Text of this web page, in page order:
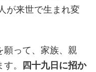
が来世で生まれ変
願って、家族、親
。 四十九日に招か